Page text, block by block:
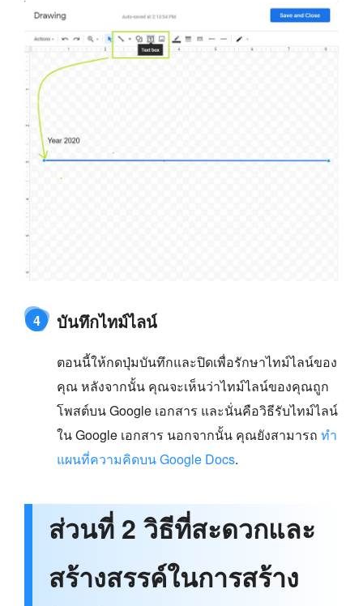
4 บันทึกไทม์ไลน์
ตอนนี้ให้กดปุ่มบันทึกและปิดเพื่อรักษาไทม์ไลน์ของ
คุณ หลังจากนั้น คุณจะเห็นว่าไทม์ไลน์ของคุณถูก
โพสต์บน Google เอกสาร และนั่นคือวิธีรับไทม์ไลน์
ใน Google เอกสาร นอกจากนั้น คุณยังสามารถ ทำ
แผนที่ความคิดบน Google Docs.
ส่วนที่ 2 วิธีที่สะดวกและ
สร้างสรรค์ในการสร้าง